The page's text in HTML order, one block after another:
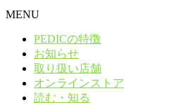
MENU
PEDICの特徴
お知らせ
取り扱い店舗
オンラインストア
読む・知る